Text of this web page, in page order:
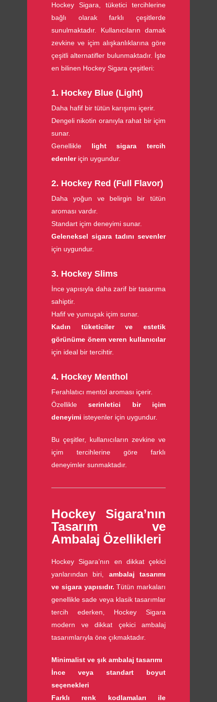
Hockey Sigara, tüketici tercihlerine
bağlı olarak farklı çeşitlerde
sunulmaktadır. Kullanıcıların damak
zevkine ve içim alışkanlıklarına göre
çeşitli alternatifler bulunmaktadır. İşte
en bilinen Hockey Sigara çeşitleri:
1. Hockey Blue (Light)
Daha hafif bir tütün karışımı içerir.
Dengeli nikotin oranıyla rahat bir içim
sunar.
Genellikle light sigara tercih
edenleriçin uygundur.
2. Hockey Red (Full Flavor)
Daha yoğun ve belirgin bir tütün
aroması vardır.
Standart içim deneyimi sunar.
Geleneksel sigara tadını sevenler
için uygundur.
3. Hockey Slims
İnce yapısıyla daha zarif bir tasarıma
sahiptir.
Hafif ve yumuşak içim sunar.
Kadın tüketiciler ve estetik
görünüme önem veren kullanıcılar
için ideal bir tercihtir.
4. Hockey Menthol
Ferahlatıcı mentol aroması içerir.
Özellikleserinletici bir içim
deneyimi isteyenler için uygundur.
Bu çeşitler, kullanıcıların zevkine ve
içim tercihlerine göre farklı
deneyimler sunmaktadır.
Hockey Sigara’nın
Tasarım ve
Ambalaj Özellikleri
Hockey Sigara’nın en dikkat çekici
yanlarından biri, ambalaj tasarımı
ve sigara yapısıdır. Tütün markaları
genellikle sade veya klasik tasarımlar
tercih ederken, Hockey Sigara
modern ve dikkat çekici ambalaj
tasarımlarıyla öne çıkmaktadır.
Minimalist ve şık ambalaj tasarımı
İnce veya standart boyut
seçenekleri
Farklı renk kodlamaları ile